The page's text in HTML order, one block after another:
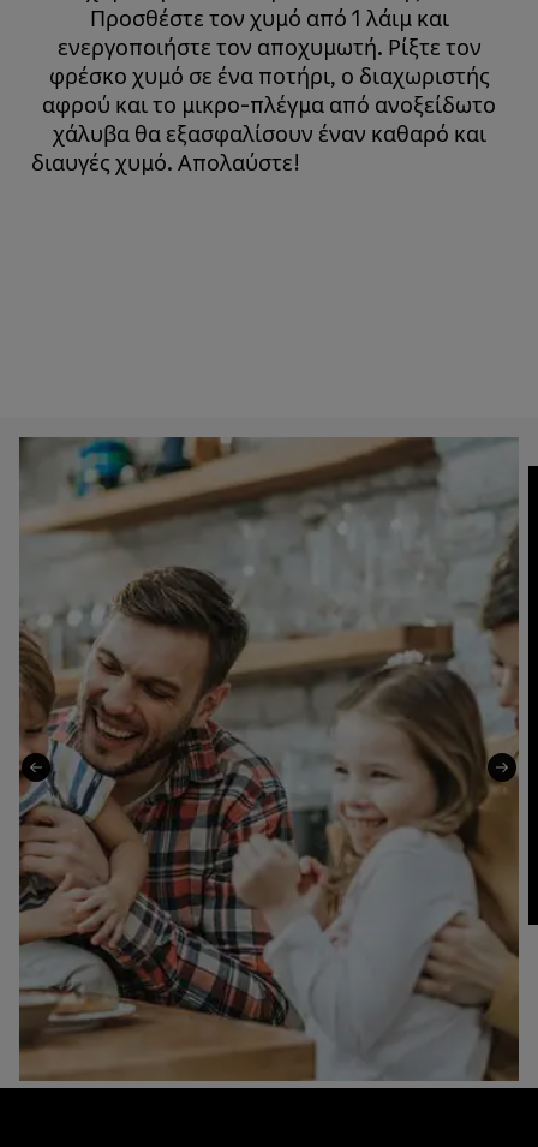
Προσθέστε τον χυμό από 1 λάιμ και
ενεργοποιήστε τον αποχυμωτή. Ρίξτε τον
φρέσκο χυμό σε ένα ποτήρι, ο διαχωριστής
αφρού και το μικρο-πλέγμα από ανοξείδωτο
χάλυβα θα εξασφαλίσουν έναν καθαρό και
διαυγές χυμό. Απολαύστε!